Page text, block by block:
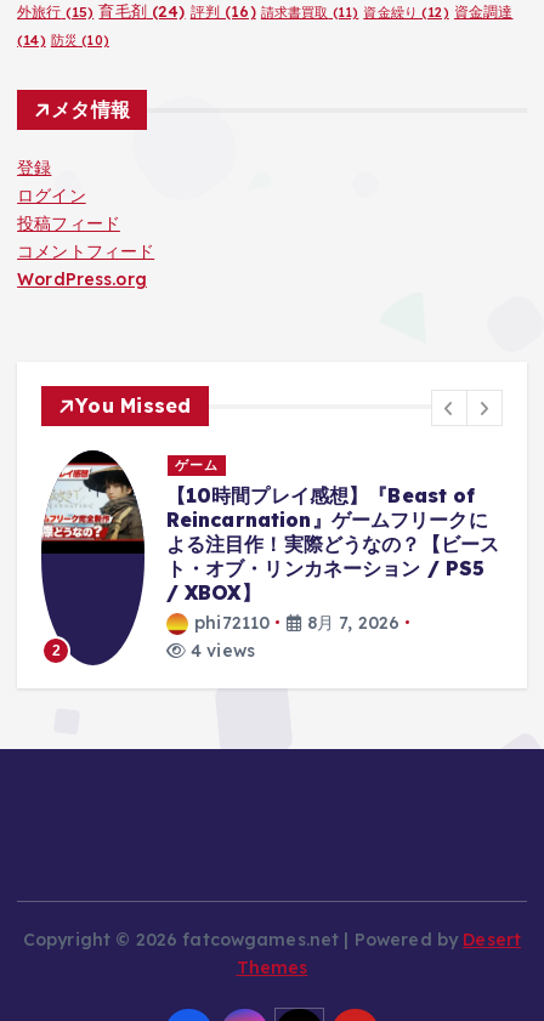
外旅行 (15) 育毛剤(24) 評判 (16) 請求書買取 (11) 資金繰り (12) 資金調達
(14) 防災 (10)
メタ情報
登録
ログイン
投稿フィード
コメントフィード
WordPress.org
You Missed
『Beast of
フリークに
の？【ビース
ョン / PS5
3
【クレーンゲーム】8月最
ア攻略 メスガキかお清楚
ぬーすと
phi72110
8月 7, 2026
Themes